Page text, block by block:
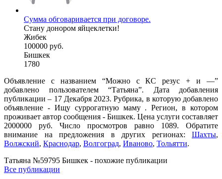
Сумма обговаривается при договоре.
Стану донором яйцеклетки!
Жибек
100000 руб.
Бишкек
1780
Объявление с названием “Можно с КС резус + и —”
добавлено пользователем “Татьяна”. Дата добавления
публикации – 17 Декабря 2023. Рубрика, в которую добавлено
объявление - Ищу суррогатную маму . Регион, в котором
проживает автор сообщения - Бишкек. Цена услуги составляет
2000000 руб. Число просмотров равно 1089. Обратите
внимание на предложения в других регионах: Шахты,
Волжский, Краснодар, Волгоград, Иваново, Тольятти.
Татьяна №59795 Бишкек - похожие публикации
Все публикации